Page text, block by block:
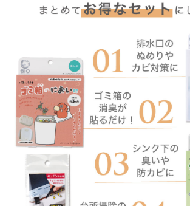
ボディメイクグッズ
ファッション
アウトドア・トラベル
インテリア
健康